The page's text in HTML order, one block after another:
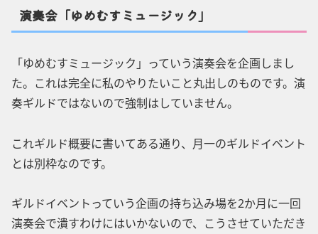
演奏会「ゆめむすミュージック」
「ゆめむすミュージック」っていう演奏会を企画しまし
た。これは完全に私のやりたいこと丸出しのものです。演
奏ギルドではないので強制はしていません。
これギルド概要に書いてある通り、月一のギルドイベント
とは別枠なのです。
ギルドイベントっていう企画の持ち込み場を2か月に一回
演奏会で潰すわけにはいかないので、こうさせていただき